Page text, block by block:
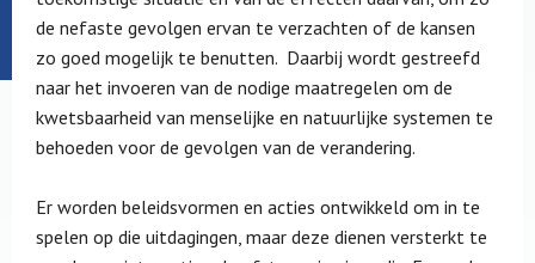
de nefaste gevolgen ervan te verzachten of de kansen
zo goed mogelijk te benutten. Daarbij wordt gestreefd
naar het invoeren van de nodige maatregelen om de
kwetsbaarheid van menselijke en natuurlijke systemen te
behoeden voor de gevolgen van de verandering.
Er worden beleidsvormen en acties ontwikkeld om in te
spelen op die uitdagingen, maar deze dienen versterkt te